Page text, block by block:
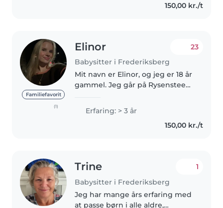
150,00 kr./t
Familiefavorit
(1)
Elinor
Babysitter i Frederiksberg
23
Mit navn er Elinor, og jeg er 18 år
gammel. Jeg går på Rysensteen
fast arbejde i løbet af ugen. Jeg
er i stand til lave mad, hjælpe
Erfaring: > 3 år
150,00 kr./t
Trine
Babysitter i Frederiksberg
1
Jeg har mange års erfaring med
at passe børn i alle aldre,